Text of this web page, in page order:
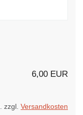
6,00 EUR
zzgl. Versandkosten